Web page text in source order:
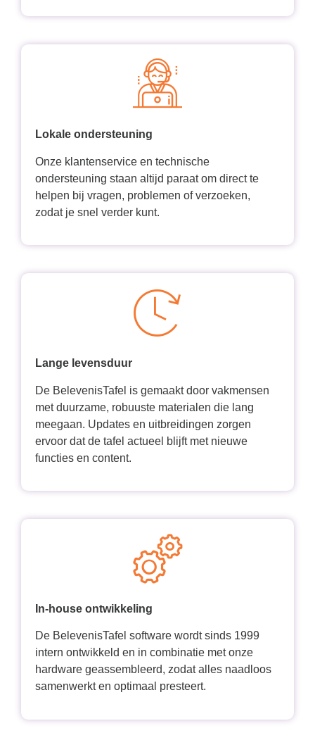
Lokale ondersteuning
Onze klantenservice en technische
ondersteuning staan altijd paraat om direct te
helpen bij vragen, problemen of verzoeken,
zodat je snel verder kunt.
Lange levensduur
De BelevenisTafel is gemaakt door vakmensen
met duurzame, robuuste materialen die lang
meegaan. Updates en uitbreidingen zorgen
ervoor dat de tafel actueel blijft met nieuwe
functies en content.
In-house ontwikkeling
De BelevenisTafel software wordt sinds 1999
intern ontwikkeld en in combinatie met onze
hardware geassembleerd, zodat alles naadloos
samenwerkt en optimaal presteert.